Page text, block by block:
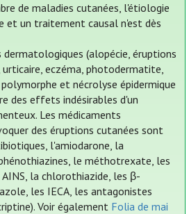
de maladies cutanées, l'étiologie
et un traitement causal n'est dès
(alopécie, éruptions
eczéma, photodermatite,
et nécrolyse épidermique
des effets indésirables d'un
Les médicaments
des éruptions cutanées sont
l'amiodarone, la
le méthotrexate, les
la chlorothiazide, les β-
les IECA, les antagonistes
Voir également Folia de mai